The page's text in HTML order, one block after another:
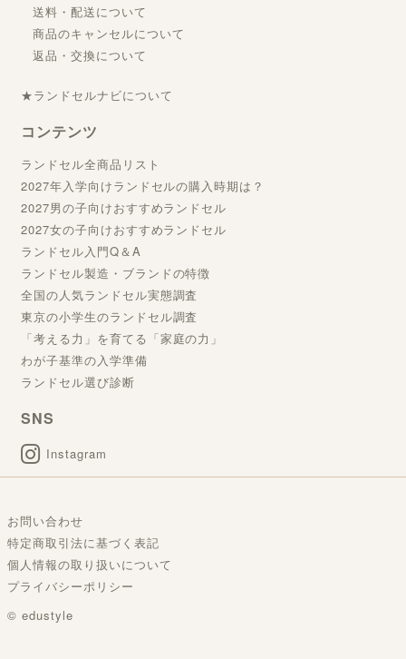
送料・配送について
商品のキャンセルについて
返品・交換について
★ランドセルナビについて
コンテンツ
ランドセル全商品リスト
2027年入学向けランドセルの購入時期は？
2027男の子向けおすすめランドセル
2027女の子向けおすすめランドセル
ランドセル入門Q＆A
ランドセル製造・ブランドの特徴
全国の人気ランドセル実態調査
東京の小学生のランドセル調査
「考える力」を育てる「家庭の力」
わが子基準の入学準備
ランドセル選び診断
SNS
Instagram
お問い合わせ
特定商取引法に基づく表記
個人情報の取り扱いについて
プライバシーポリシー
© edustyle